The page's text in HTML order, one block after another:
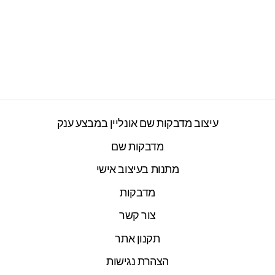
עיצוב מדבקות שם אונליין במבצע ענק
מדבקות שם
מתנות בעיצוב אישי
מדבקות
צור קשר
תקנון אתר
הצהרת נגישות